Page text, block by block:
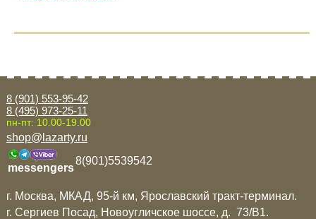
8 (901) 553-95-42
8 (495) 973-25-11
пн-пт: 10.00-19.00
shop@lazarty.ru
messengers
8(901)5539542
г. Москва, МКАД, 95-й км, Ярославский тракт-терминал.
г. Сергиев Посад, Новоугличское шоссе, д. 73/B1.